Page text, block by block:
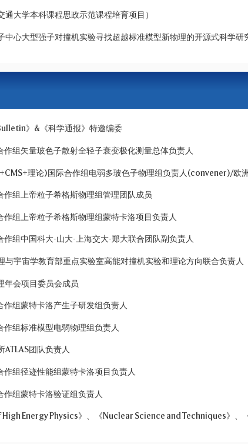
通大学本科课程思政示范课程培育项目）
中心大型强子对撞机实验寻找超越标准模型新物理的开源式科学研
》&《科学通报》特邀编委
作组矢量玻色子散射全轻子衰变极化测量总体负责人
理论)国际合作组电弱多玻色子物理组负责人(convener)/欧
作组上帝粒子希格斯物理组管理团队成员
作组上帝粒子希格斯物理组蒙特卡洛项目负责人
作组中国科大-山大-上海交大-郑大联合团队副负责人
与宇宙学教育部重点实验室高能对撞机实验和理论方向联合负责人
年会项目委员会成员
作组蒙特卡洛产生子研发组负责人
作组标准模型电弱物理组负责人
ATLAS团队负责人
作组径迹性能组蒙特卡洛项目负责人
作组蒙特卡洛验证组负责人
High Energy Physics》、《Nuclear Science and Techniques》